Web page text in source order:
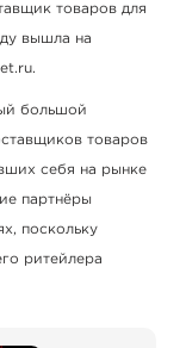
товаров для
вышла на
большой
товаров
себя на рынке
партнёры
поскольку
ритейлера